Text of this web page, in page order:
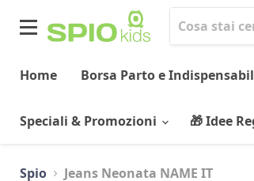
Menu
Home Borsa Parto e
Speciali & Promozioni 🎁 Idee
Spio Jeans Neonata NAME IT